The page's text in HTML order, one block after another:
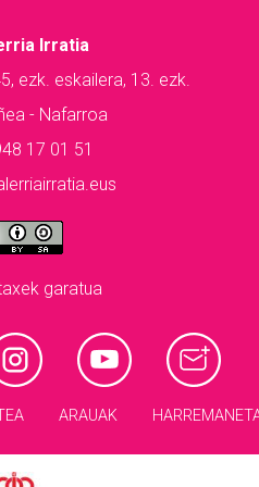
Irratia
ezk. eskailera, 13. ezk.
- Nafarroa
17 01 51
garatua
ARAUAK